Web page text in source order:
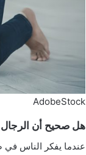
AdobeStock
هل صحيح أن
عندما يفكر الناس في